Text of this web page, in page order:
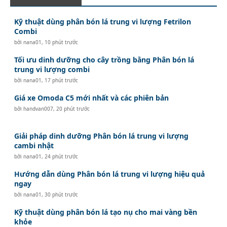
Kỹ thuật dùng phân bón lá trung vi lượng Fetrilon
Combi
bởinana01 , 10 phút trước
Tối ưu dinh dưỡng cho cây trồng bằng Phân bón lá
trung vi lượng combi
bởinana01 , 17 phút trước
Giá xe Omoda C5 mới nhất và các phiên bản
bởihandvan007, 20 phút trước
Giải pháp dinh dưỡng Phân bón lá trung vi lượng
cambi nhật
bởinana01 , 24 phút trước
Hướng dẫn dùng Phân bón lá trung vi lượng hiệu quả
ngay
bởinana01 ,30 phút trước
Kỹ thuật dùng phân bón lá tạo nụ cho mai vàng bền
khỏe